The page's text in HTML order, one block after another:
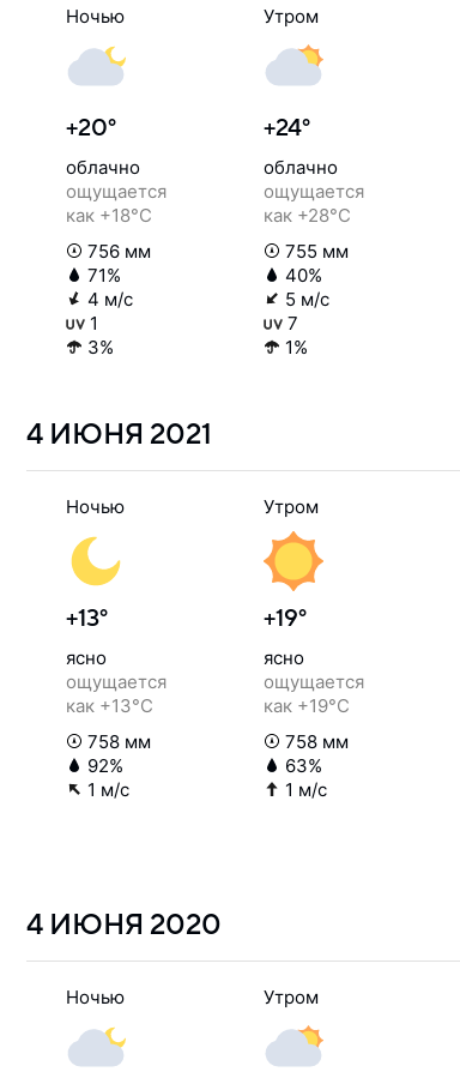
Ночью
+20°
облачно
ощущается
как +18°C
756 мм
71%
4 м/с
1
3%
Утром
+24°
облачно
ощущается
как +28°C
755 мм
40%
5 м/с
7
1%
4 ИЮНЯ 2021
Ночью
+13°
ясно
ощущается
как +13°C
758 мм
92%
1 м/с
Утром
+19°
ясно
ощущается
как +19°C
758 мм
63%
1 м/с
4 ИЮНЯ 2020
Ночью Утром